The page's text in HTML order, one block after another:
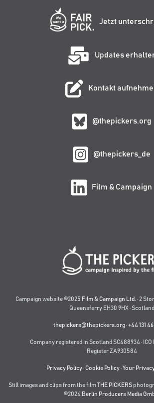
Jetzt
Updates
Kontakt
@thepickers.org
@thepickers_de
Film & Campaign
Campaign website ©2025 Film & Campaign Ltd. · 2
Queensferry EH30 9HX · Scotland
thepickers@thepickers.org·+44 131
Company registered in Scotland SC488934 ·
Register ZA930584
Privacy Policy· Cookie Policy·Your
Still images and clips from the filmTHE PICKERS
©2024 Berlin Producers Media